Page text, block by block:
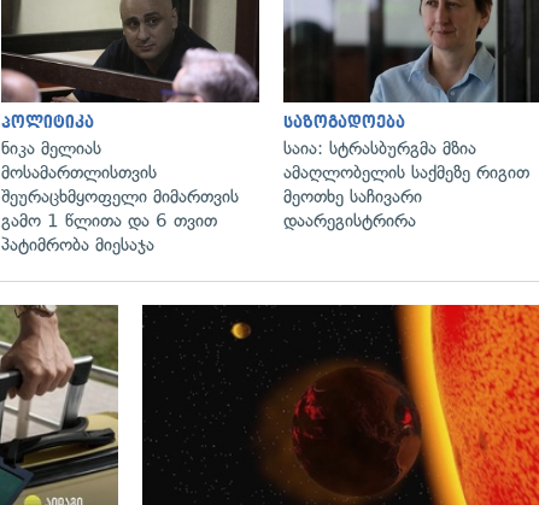
პოლიტიკა
ნიკა მელიას
მოსამართლისთვის
შეურაცხმყოფელი მიმართვის
გამო 1 წლითა და 6 თვით
პატიმრობა მიესაჯა
საზოგადოება
საია: სტრასბურგმა მზია
ამაღლობელის საქმეზე რიგით
მეოთხე საჩივარი
დაარეგისტრირა